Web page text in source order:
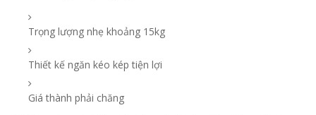
Trọng lượng nhẹ khoảng 15kg
Thiết kế ngăn kéo kép tiện lợi
Giá thành phải chăng